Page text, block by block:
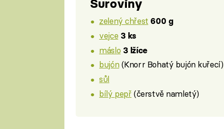
Suroviny
zelený chřest 600 g
vejce 3 ks
máslo 3 lžíce
bujón(Knorr Bohatý bujón kuřecí)
sůl
bílý pepř (čerstvě namletý)